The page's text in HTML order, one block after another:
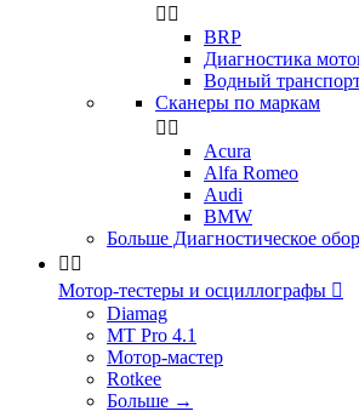
 
BRP
Диагностика
Водный
Сканеры по маркам
 
Acura
Alfa Romeo
Audi
BMW
Больше Диагностическое
 
Мотор-тестеры и осциллографы 
Diamag
MT Pro 4.1
Мотор-мастер
Rotkee
Больше →